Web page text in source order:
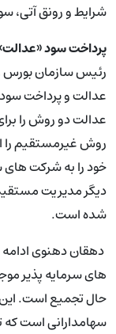
شرایط و رونق آتی،
پرداخت سود
رئیس سازمان بورس و
عدالت دو روش را
روش غیرمستقیم را
خود را به شرکت های
دیگر مدیریت مستقیم
شده است.
های سرمایه پذیر
سهامدارانی است